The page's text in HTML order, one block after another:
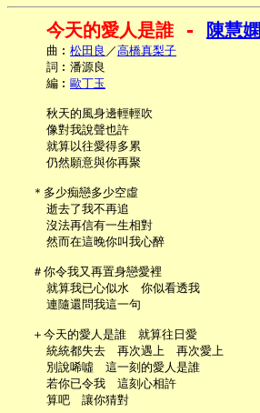
今天的愛人是誰 - 陳慧嫻
     曲︰
松田良 ／高橋真梨子
     詞︰潘源良
     編︰
歐丁玉
     秋天的風身邊輕輕吹
     像對我說聲也許
     就算以往愛得多累
     仍然願意與你再聚
   ＊多少痴戀多少空虛
     逝去了我不再追
     沒法再信有一生相對
     然而在這晚你叫我心醉
   ＃你令我又再置身戀愛裡
     就算我已心似水　你似看透我
     連隨還問我這一句
   ＋今天的愛人是誰　就算往日愛
     統統都失去　再次遇上　再次愛上
     別說唏噓　這一刻的愛人是誰
     若你已令我　這刻心相許
     算吧　讓你猜對